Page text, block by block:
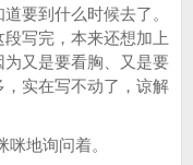
要到什么时候去了。
段写完，本来还想加上
又是要看胸、又是要
实在写不动了，谅解
地询问着。